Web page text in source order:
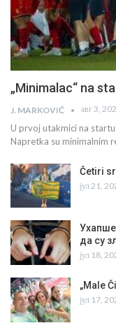
„Minimalac“ na
J. MARKOVIĆ авг 3,
U prvoj utakmici na
Napretka su minimalnim
Četiri
јул 21,
да су
јул 18,
„Male
јул 17,